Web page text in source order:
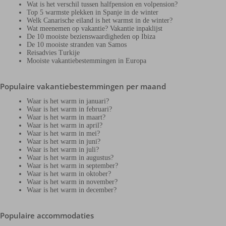
Wat is het verschil tussen halfpension en volpension?
Top 5 warmste plekken in Spanje in de winter
Welk Canarische eiland is het warmst in de winter?
Wat meenemen op vakantie? Vakantie inpaklijst
De 10 mooiste bezienswaardigheden op Ibiza
De 10 mooiste stranden van Samos
Reisadvies Turkije
Mooiste vakantiebestemmingen in Europa
Populaire vakantiebestemmingen per maand
Waar is het warm in januari?
Waar is het warm in februari?
Waar is het warm in maart?
Waar is het warm in april?
Waar is het warm in mei?
Waar is het warm in juni?
Waar is het warm in juli?
Waar is het warm in augustus?
Waar is het warm in september?
Waar is het warm in oktober?
Waar is het warm in november?
Waar is het warm in december?
Populaire accommodaties